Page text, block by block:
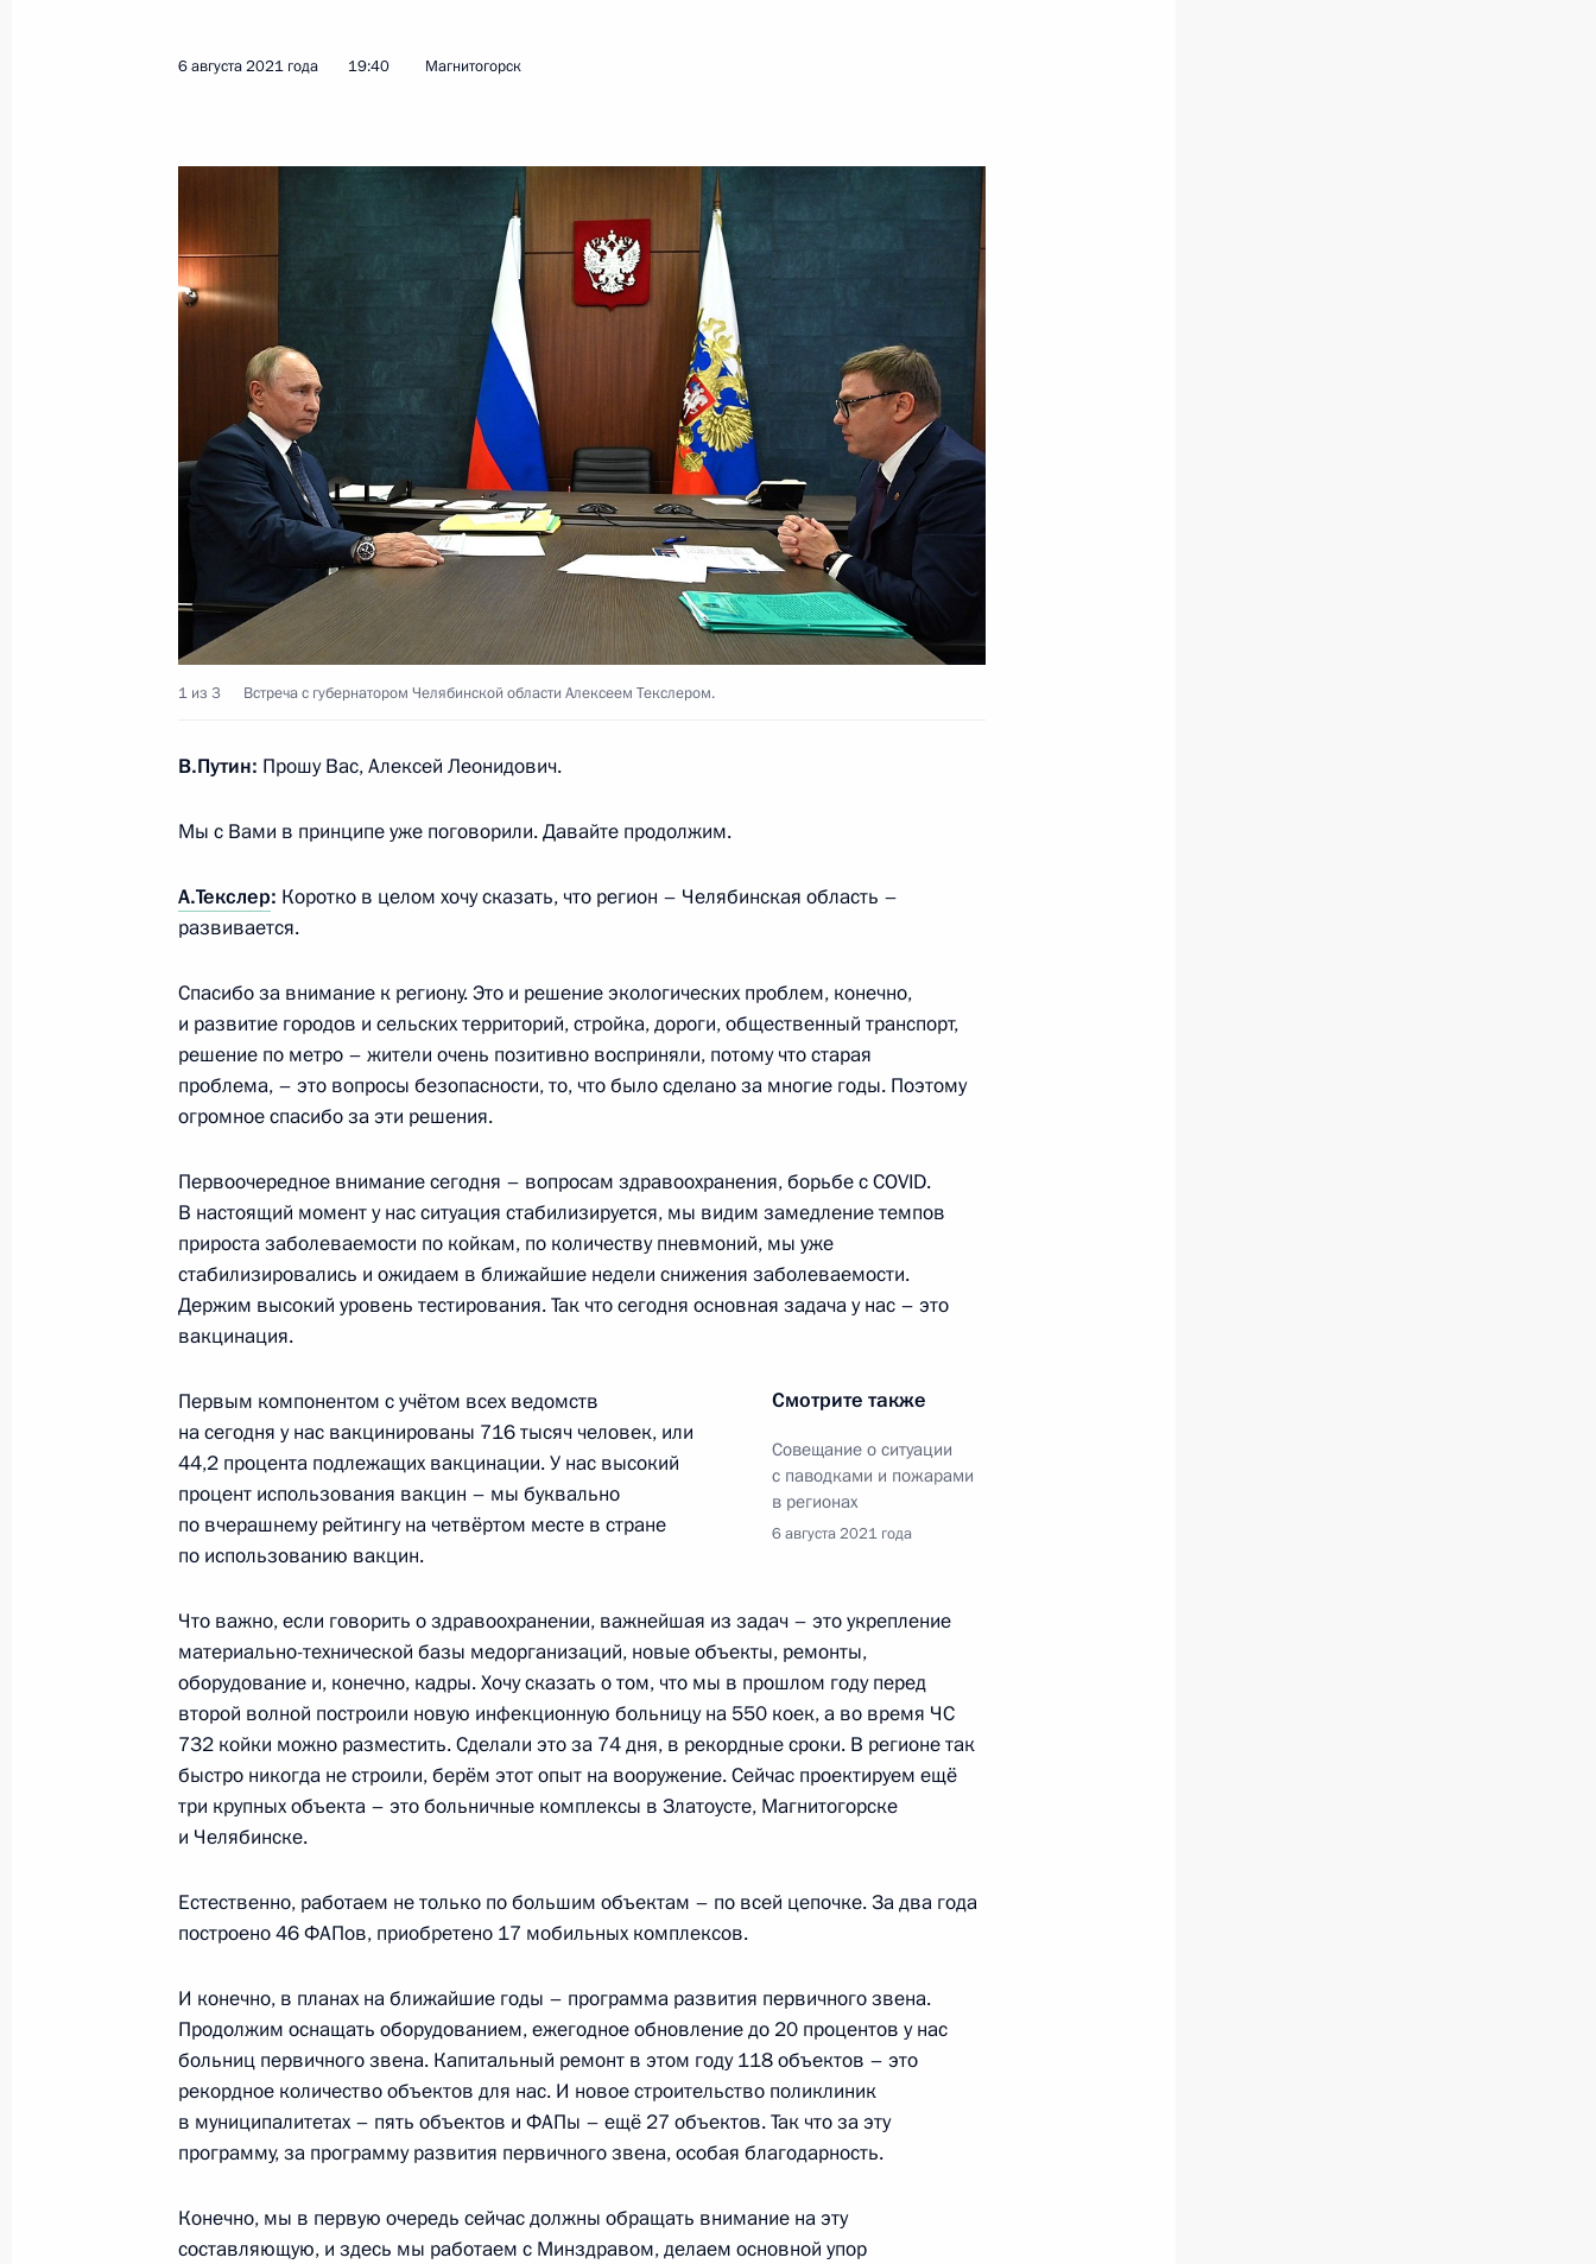
Показать следующие материалы
11 августа 2021 года, среда
Встреча с губернатором Севастополя Михаилом Развожаевым
11 августа 2021 года, 13:15 Москва, Кремль
10 августа 2021 года, вторник
Встреча с губернатором Ставропольского края Владимиром
Владимировым
10 августа 2021 года, 13:40 Москва, Кремль
4
6 августа 2021 года, пятница
Рабочая встреча с главой Башкирии Радием Хабировым
6 августа 2021 года, 22:00 Республика Башкортостан, Абзелиловский район
3
Текслером
Совещание о ситуации с паводками и пожарами в регионах
6 августа 2021 года, 18:50 Магнитогорск
5 августа 2021 года, четверг
Совещание с членами Правительства
5 августа 2021 года, 16:30 Москва, Кремль
4 августа 2021 года, среда
Встреча с руководителем госкорпорации «Росатом» Алексеем
Лихачёвым
4 августа 2021 года, 14:05 Москва, Кремль
3 августа 2021 года, вторник
Встреча с главой Карачаево-Черкесии Рашидом Темрезовым
3 августа 2021 года, 14:30 Москва, Кремль
4
2 августа 2021 года, понедельник
Встреча с врио губернатора Пензенской области Олегом
Мельниченко
2 августа 2021 года, 13:45 Московская область, Ново-Огарёво
29 июля 2021 года, четверг
Встреча с врио губернатора Белгородской области Вячеславом
Гладковым
29 июля 2021 года, 13:30 Московская область, Ново-Огарёво
28 июля 2021 года, среда
6 августа 2021 года 19:40 Магнитогорск
1 из 3 Встреча с губернатором Челябинской области Алексеем Текслером.
В.Путин: Прошу Вас, Алексей Леонидович.
Мы с Вами в принципе уже поговорили. Давайте продолжим.
А.Текслер: Коротко в целом хочу сказать, что регион – Челябинская область –
развивается.
Спасибо за внимание к региону. Это и решение экологических проблем, конечно,
и развитие городов и сельских территорий, стройка, дороги, общественный транспорт,
решение по метро – жители очень позитивно восприняли, потому что старая
проблема, – это вопросы безопасности, то, что было сделано за многие годы. Поэтому
огромное спасибо за эти решения.
Первоочередное внимание сегодня – вопросам здравоохранения, борьбе с COVID.
В настоящий момент у нас ситуация стабилизируется, мы видим замедление темпов
прироста заболеваемости по койкам, по количеству пневмоний, мы уже
стабилизировались и ожидаем в ближайшие недели снижения заболеваемости.
Держим высокий уровень тестирования. Так что сегодня основная задача у нас – это
вакцинация.
Смотрите также
Совещание о ситуации
с паводками и пожарами
в регионах
6 августа 2021 года
Первым компонентом с учётом всех ведомств
на сегодня у нас вакцинированы 716 тысяч человек, или
44,2 процента подлежащих вакцинации. У нас высокий
процент использования вакцин – мы буквально
по вчерашнему рейтингу на четвёртом месте в стране
по использованию вакцин.
Что важно, если говорить о здравоохранении, важнейшая из задач – это укрепление
материально-технической базы медорганизаций, новые объекты, ремонты,
оборудование и, конечно, кадры. Хочу сказать о том, что мы в прошлом году перед
второй волной построили новую инфекционную больницу на 550 коек, а во время ЧС
732 койки можно разместить. Сделали это за 74 дня, в рекордные сроки. В регионе так
быстро никогда не строили, берём этот опыт на вооружение. Сейчас проектируем ещё
три крупных объекта – это больничные комплексы в Златоусте, Магнитогорске
и Челябинске.
Естественно, работаем не только по большим объектам – по всей цепочке. За два года
построено 46 ФАПов, приобретено 17 мобильных комплексов.
И конечно, в планах на ближайшие годы – программа развития первичного звена.
Продолжим оснащать оборудованием, ежегодное обновление до 20 процентов у нас
больниц первичного звена. Капитальный ремонт в этом году 118 объектов – это
рекордное количество объектов для нас. И новое строительство поликлиник
в муниципалитетах – пять объектов и ФАПы – ещё 27 объектов. Так что за эту
программу, за программу развития первичного звена, особая благодарность.
Конечно, мы в первую очередь сейчас должны обращать внимание на эту
составляющую, и здесь мы работаем с Минздравом, делаем основной упор